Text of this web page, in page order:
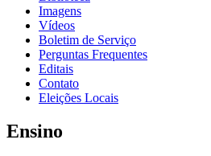
Imagens
Vídeos
Boletim de Serviço
Perguntas Frequentes
Editais
Contato
Eleições Locais
Ensino